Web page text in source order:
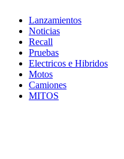
Lanzamientos
Noticias
Recall
Pruebas
Electricos e Hibridos
Motos
Camiones
MITOS